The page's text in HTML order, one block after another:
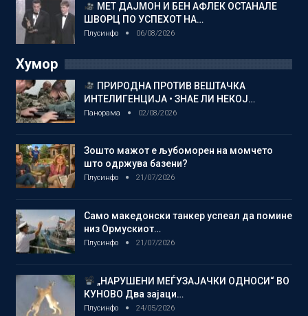
МЕТ ДАЈМОН И БЕН АФЛЕК ОСТАНАЛЕ
ШВОРЦ ПО УСПЕХОТ НА…
Плусинфо 06/08/2026
Хумор
ПРИРОДНА ПРОТИВ ВЕШТАЧКА
ИНТЕЛИГЕНЦИЈА • ЗНАЕ ЛИ НЕКОЈ…
Панорама 02/08/2026
Зошто мажот е љубоморен на момчето
што одржува базени?
Плусинфо 21/07/2026
Само македонски танкер успеал да помине
низ Ормускиот…
Плусинфо 21/07/2026
„НАРУШЕНИ МЕЃУЗАЈАЧКИ ОДНОСИ“ ВО
КУНОВО Два зајаци…
Плусинфо 24/05/2026